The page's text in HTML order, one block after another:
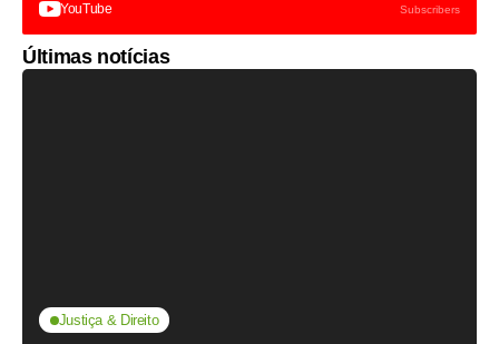
YouTube Subscribers
Últimas notícias
Justiça & Direito